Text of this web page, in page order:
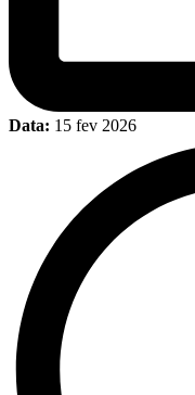
Data: 15 fev 2026